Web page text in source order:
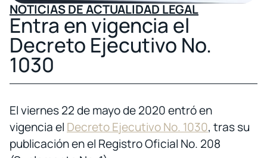
NOTICIAS DE ACTUALIDAD LEGAL
Entra en vigencia el
Decreto Ejecutivo No.
1030
El viernes 22 de mayo de 2020 entró en
vigencia el Decreto Ejecutivo No. 1030, tras su
publicación en el Registro Oficial No. 208